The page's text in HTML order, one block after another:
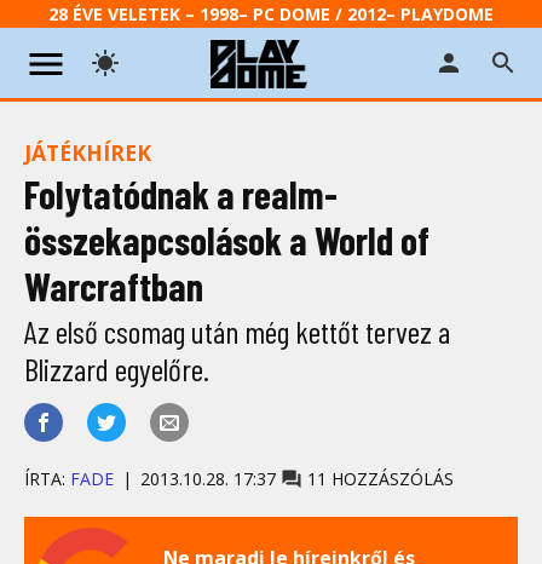
28 ÉVE VELETEK – 1998– PC DOME / 2012– PLAYDOME
JÁTÉKHÍREK
Folytatódnak a realm-
összekapcsolások a World of
Warcraftban
Az első csomag után még kettőt tervez a
Blizzard egyelőre.
ÍRTA: FADE 2013.10.28. 17:37 11 HOZZÁSZÓLÁS
Ne maradj le híreinkről és